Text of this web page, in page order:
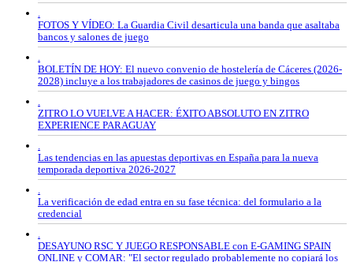
.
FOTOS Y VÍDEO: La Guardia Civil desarticula una banda que asaltaba
bancos y salones de juego
.
BOLETÍN DE HOY: El nuevo convenio de hostelería de Cáceres (2026-
2028) incluye a los trabajadores de casinos de juego y bingos
.
ZITRO LO VUELVE A HACER: ÉXITO ABSOLUTO EN ZITRO
EXPERIENCE PARAGUAY
.
Las tendencias en las apuestas deportivas en España para la nueva
temporada deportiva 2026-2027
.
La verificación de edad entra en su fase técnica: del formulario a la
credencial
.
DESAYUNO RSC Y JUEGO RESPONSABLE con E-GAMING SPAIN
ONLINE y COMAR: "El sector regulado probablemente no copiará los